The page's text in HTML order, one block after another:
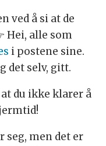
ved å si at de
Hei, alle som
i postene sine.
det selv, gitt.
at du ikke klarer å
seg, men det er